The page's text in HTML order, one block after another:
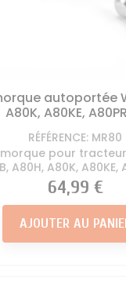
autoportée
A80K, A80KE,
RÉFÉRENCE: MR80
pour
A80H, A80K, A80KE,
Prix
64,99 €
AJOUTER AU